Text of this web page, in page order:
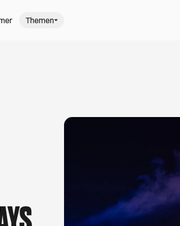
Themen
schönsten Sommer in Hamburg
am Elbstrand barfußlaufen, Open-Air-Kino
ein Picknick unter Apfelbäumen oder der
– hier findest du besondere
gehen in Hamburg
sind draußen, es wird wärmer und du